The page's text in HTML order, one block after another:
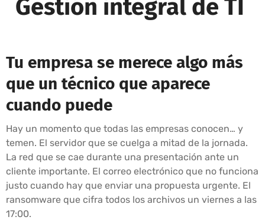
Gestión integral de TI
Tu empresa se merece algo más
que un técnico que aparece
cuando puede
Hay un momento que todas las empresas conocen… y
temen. El servidor que se cuelga a mitad de la jornada.
La red que se cae durante una presentación ante un
cliente importante. El correo electrónico que no funciona
justo cuando hay que enviar una propuesta urgente. El
ransomware que cifra todos los archivos un viernes a las
17:00.